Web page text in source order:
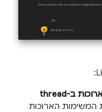
מומלץ להימנע ממשימות ארוכות ב-thread
המשימות הארוכות